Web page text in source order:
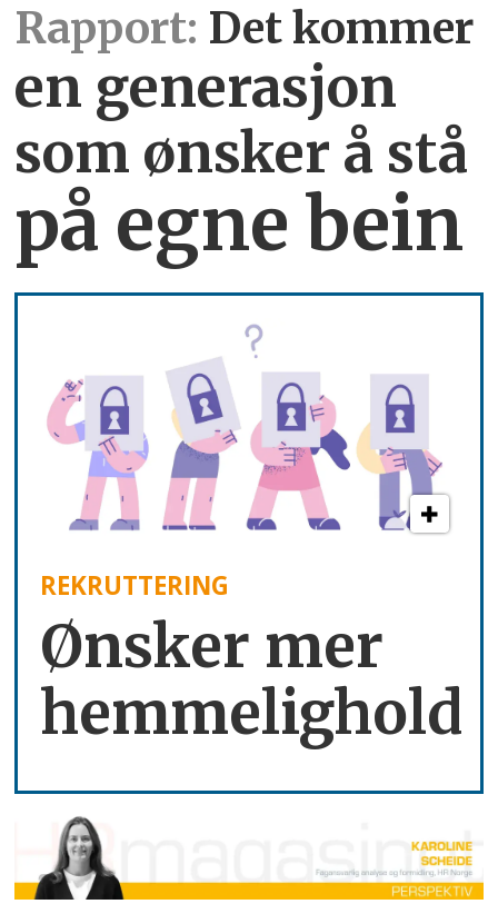
Rapport: Det kommer
en generasjon
som ønsker å stå
på egne bein
REKRUTTERING
Ønsker mer
hemmelighold